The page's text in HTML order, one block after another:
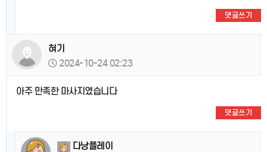
댓글쓰기
혀기
2024-10-24 02:23
아주 만족한 마사지였습니다
댓글쓰기
다낭플레이